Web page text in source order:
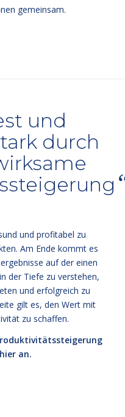
gemeinsam.
und
durch
und profitabel zu
Am Ende kommt es
auf der einen
der Tiefe zu verstehen,
und erfolgreich zu
gilt es, den Wert mit
zu schaffen.
an.